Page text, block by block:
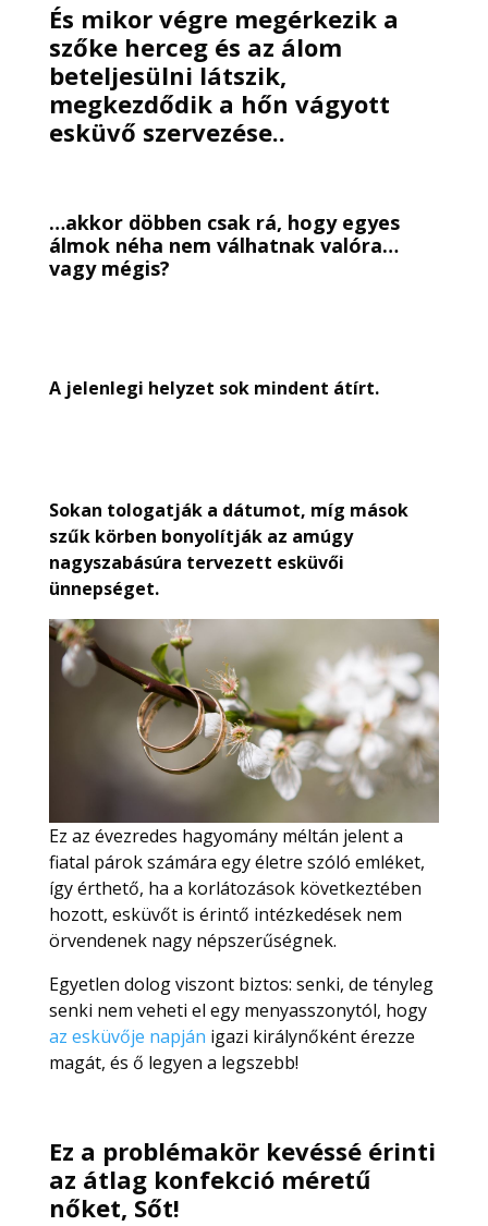
És mikor végre megérkezik a
szőke herceg és az álom
beteljesülni látszik,
megkezdődik a hőn vágyott
esküvő szervezése..
…akkor döbben csak rá, hogy egyes
álmok néha nem válhatnak valóra…
vagy mégis?
A jelenlegi helyzet sok mindent átírt.
Sokan tologatják a dátumot, míg mások
szűk körben bonyolítják az amúgy
nagyszabásúra tervezett esküvői
ünnepséget.
Ez az évezredes hagyomány méltán jelent a
fiatal párok számára egy életre szóló emléket,
így érthető, ha a korlátozások következtében
hozott, esküvőt is érintő intézkedések nem
örvendenek nagy népszerűségnek.
Egyetlen dolog viszont biztos: senki, de tényleg
senki nem veheti el egy menyasszonytól, hogy
az esküvője napján igazi királynőként érezze
magát, és ő legyen a legszebb!
Ez a problémakör kevéssé érinti
az átlag konfekció méretű
nőket, Sőt!